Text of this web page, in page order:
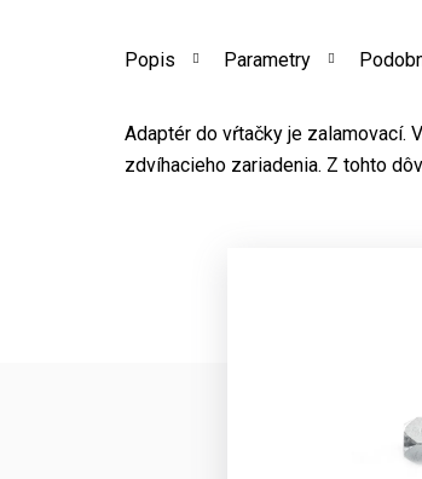
Popis Parametry
Adaptér do vŕtačky je zalamovací.
zdvíhacieho zariadenia. Z tohto